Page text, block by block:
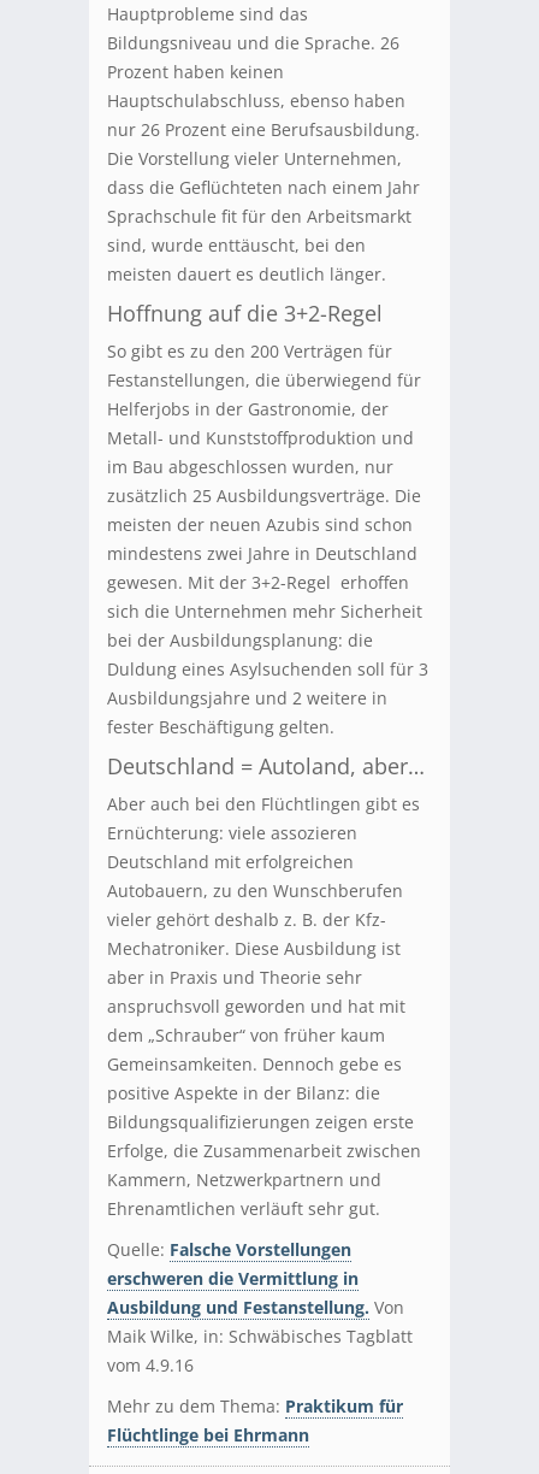
Hauptprobleme sind das
Bildungsniveau und die Sprache. 26
Prozent haben keinen
Hauptschulabschluss, ebenso haben
nur 26 Prozent eine Berufsausbildung.
Die Vorstellung vieler Unternehmen,
dass die Geflüchteten nach einem Jahr
Sprachschule fit für den Arbeitsmarkt
sind, wurde enttäuscht, bei den
meisten dauert es deutlich länger.
Hoffnung auf die 3+2-Regel
So gibt es zu den 200 Verträgen für
Festanstellungen, die überwiegend für
Helferjobs in der Gastronomie, der
Metall- und Kunststoffproduktion und
im Bau abgeschlossen wurden, nur
zusätzlich 25 Ausbildungsverträge. Die
meisten der neuen Azubis sind schon
mindestens zwei Jahre in Deutschland
gewesen. Mit der 3+2-Regel erhoffen
sich die Unternehmen mehr Sicherheit
bei der Ausbildungsplanung: die
Duldung eines Asylsuchenden soll für 3
Ausbildungsjahre und 2 weitere in
fester Beschäftigung gelten.
Deutschland = Autoland, aber…
Aber auch bei den Flüchtlingen gibt es
Ernüchterung: viele assozieren
Deutschland mit erfolgreichen
Autobauern, zu den Wunschberufen
vieler gehört deshalb z. B. der Kfz-
Mechatroniker. Diese Ausbildung ist
aber in Praxis und Theorie sehr
anspruchsvoll geworden und hat mit
dem „Schrauber“ von früher kaum
Gemeinsamkeiten. Dennoch gebe es
positive Aspekte in der Bilanz: die
Bildungsqualifizierungen zeigen erste
Erfolge, die Zusammenarbeit zwischen
Kammern, Netzwerkpartnern und
Ehrenamtlichen verläuft sehr gut.
Quelle: Falsche Vorstellungen
erschweren die Vermittlung in
Ausbildung und Festanstellung. Von
Maik Wilke, in: Schwäbisches Tagblatt
vom 4.9.16
Mehr zu dem Thema: Praktikum für
Flüchtlinge bei Ehrmann